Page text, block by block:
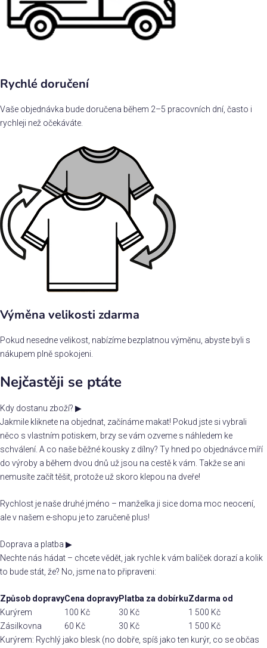
Rychlé doručení
Vaše objednávka bude doručena během 2–5 pracovních dní, často i
rychleji než očekáváte.
Výměna velikosti zdarma
Pokud nesedne velikost, nabízíme bezplatnou výměnu, abyste byli s
nákupem plně spokojeni.
Nejčastěji se ptáte
Kdy dostanu zboží? ▶
Jakmile kliknete na objednat, začínáme makat! Pokud jste si vybrali
něco s vlastním potiskem, brzy se vám ozveme s náhledem ke
schválení. A co naše běžné kousky z dílny? Ty hned po objednávce míří
do výroby a během dvou dnů už jsou na cestě k vám. Takže se ani
nemusíte začít těšit, protože už skoro klepou na dveře!
Rychlost je naše druhé jméno – manželka ji sice doma moc neocení,
ale v našem e-shopu je to zaručeně plus!
Doprava a platba ▶
Nechte nás hádat – chcete vědět, jak rychle k vám balíček dorazí a kolik
to bude stát, že? No, jsme na to připraveni:
Způsob dopravyCena dopravyPlatba za dobírkuZdarma od
Kurýrem
100 Kč 30 Kč
1 500 Kč
Zásilkovna
60 Kč 30 Kč
1 500 Kč
Kurýrem: Rychlý jako blesk (no dobře, spíš jako ten kurýr, co se občas